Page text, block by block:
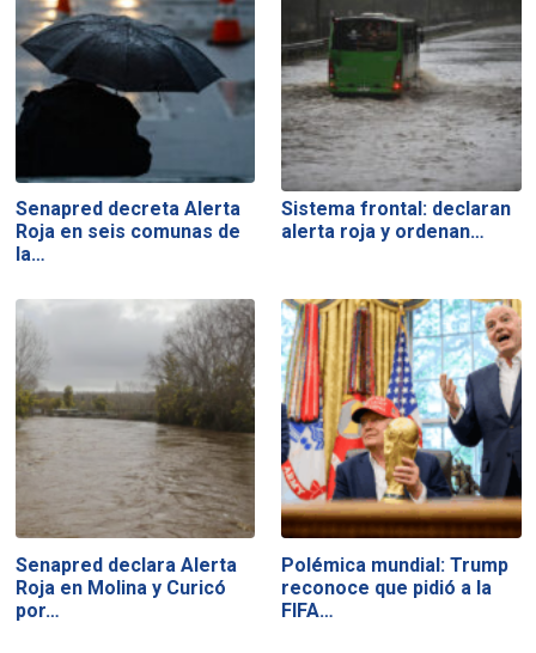
Senapred decreta Alerta
Roja en seis comunas de
la…
Sistema frontal: declaran
alerta roja y ordenan…
Senapred declara Alerta
Roja en Molina y Curicó
por…
Polémica mundial: Trump
reconoce que pidió a la
FIFA…